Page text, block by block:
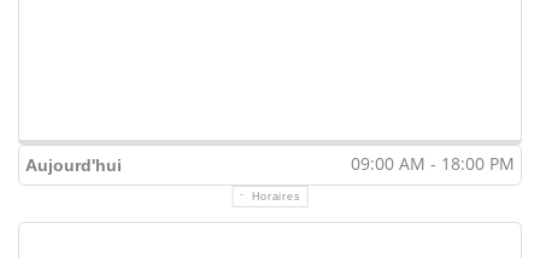
Aujourd'hui 09:00 AM - 18:00 PM
Horaires